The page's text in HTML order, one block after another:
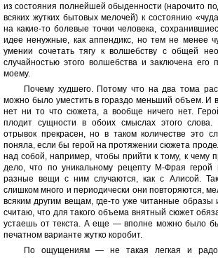
из состояния полнейшей обыденности (нарочито
всяких жутких бытовых мелочей) к состоянию
на какие-то болевые точки человека,
идее ненужные, как аппендикс, но тем не менее
умении сочетать тягу к волшебству с общей
случайностью этого волшебства и заключена его
моему.
Почему худшего. Потому что на два тома
можно было уместить в гораздо меньший объем. И
нет ни то что сюжета, а вообще ничего нет.
плодит сущности в обоих смыслах этого
отрывок прекрасен, но в таком количестве это
поняла, если бы герой на протяжении сюжета
над собой, например, чтобы прийти к тому, к чему
дело, что по уникальному рецепту М-Фрая герой
разные вещи с ним случаются, как с Алисой.
слишком много и периодически они повторяются,
всяким другим вещам, где-то уже читанные образы
считаю, что для такого объема внятный сюжет
устаешь от текста. А еще — вполне можно было
печатном варианте жутко коробит.
По ощущениям — не такая легкая и